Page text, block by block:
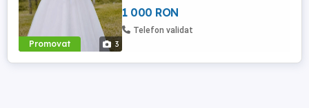
Promovat 3
1 000 RON
Telefon validat